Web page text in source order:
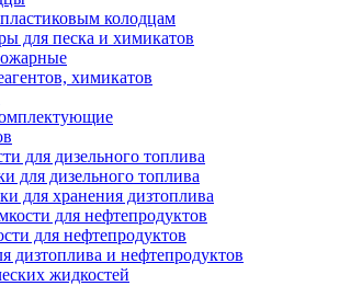
колодцам
для песка и химикатов
химикатов
для дизельного топлива
для дизельного топлива
для хранения дизтоплива
для нефтепродуктов
для нефтепродуктов
дизтоплива и нефтепродуктов
жидкостей